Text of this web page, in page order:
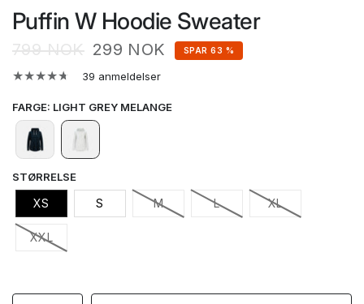
Puffin W Hoodie Sweater
799 NOK 299 NOK SPAR 63 %
39 anmeldelser
FARGE: LIGHT GREY MELANGE
STØRRELSE
XS S M L XL
XXL